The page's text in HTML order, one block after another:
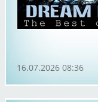
16.07.2026 08:36